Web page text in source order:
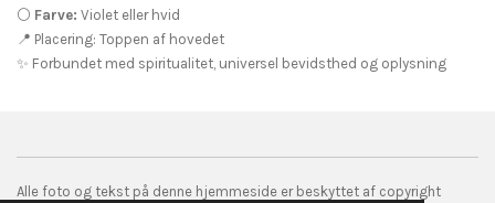
⚪ Farve: Violet eller hvid
📍 Placering: Toppen af hovedet
✨ Forbundet med spiritualitet, universel bevidsthed og oplysning
Alle foto og tekst på denne hjemmeside er beskyttet af copyright